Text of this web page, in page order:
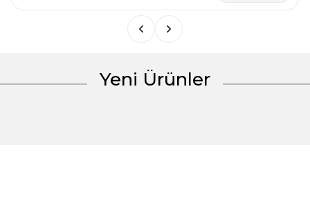
Yeni Ürünler